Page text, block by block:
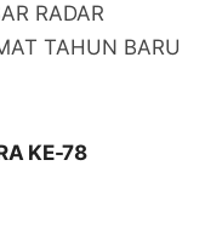
RADAR
TAHUN BARU
KE-78